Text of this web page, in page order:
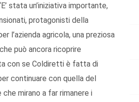
stata un’iniziativa importante,
protagonisti della
l’azienda agricola, una preziosa
può ancora ricoprire
con se Coldiretti è fatta di
continuare con quella del
mirano a far rimanere i